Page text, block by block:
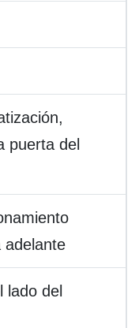
puerta del
adelante
lado del